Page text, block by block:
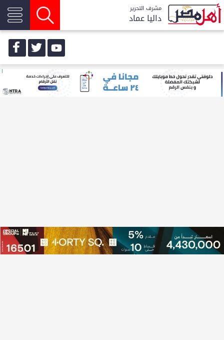
مشرف التحرير
داليا عماد